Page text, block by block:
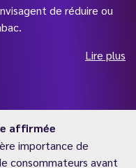
de réduire ou
Lire plus
affirmée
importance de
consommateurs avant